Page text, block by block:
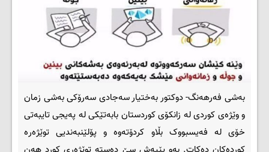
بەشی فەرهەنگ- دوکتور بەختیار سەجادی سەرۆکی بەشی زمان
و وێژەی کوردی لە زانکۆی کوردستان بابەتێکی لە پەیجی تایبەتی
خۆی لە فەیسبووک بڵاو کردۆتەوە و پۆلێنبەندیی توێژەرە